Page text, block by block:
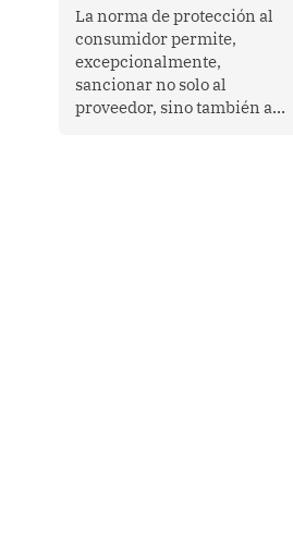
proyectar una imagen de
cooperación en una región
que enfrenta desafíos en
materia de desarrollo,
cohesión social y
gobernabilidad.
La norma de protección al
consumidor permite,
excepcionalmente,
sancionar no solo al
proveedor, sino también a